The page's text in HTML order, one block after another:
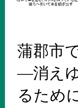
蒲郡市
―消え
るため